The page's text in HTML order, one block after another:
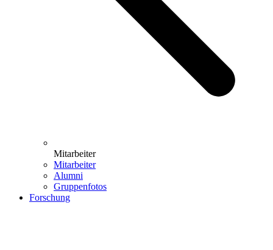
Mitarbeiter
Mitarbeiter
Alumni
Gruppenfotos
Forschung